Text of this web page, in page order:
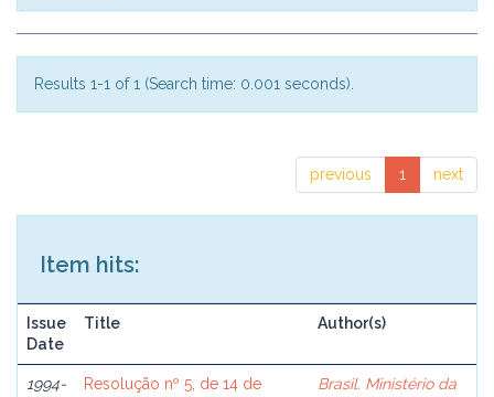
Results 1-1 of 1 (Search time: 0.001 seconds).
previous 1 next
Item hits:
Issue
Date
Title Author(s)
1994-
Resolução nº 5, de 14 de
Brasil. Ministério da